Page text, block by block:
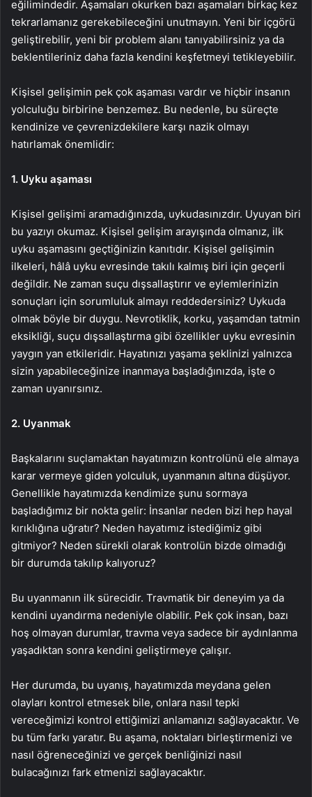
eğilimindedir. Aşamaları okurken bazı aşamaları birkaç kez
tekrarlamanız gerekebileceğini unutmayın. Yeni bir içgörü
geliştirebilir, yeni bir problem alanı tanıyabilirsiniz ya da
beklentileriniz daha fazla kendini keşfetmeyi tetikleyebilir.
Kişisel gelişimin pek çok aşaması vardır ve hiçbir insanın
yolculuğu birbirine benzemez. Bu nedenle, bu süreçte
kendinize ve çevrenizdekilere karşı nazik olmayı
hatırlamak önemlidir:
1. Uyku aşaması
Kişisel gelişimi aramadığınızda, uykudasınızdır. Uyuyan biri
bu yazıyı okumaz. Kişisel gelişim arayışında olmanız, ilk
uyku aşamasını geçtiğinizin kanıtıdır. Kişisel gelişimin
ilkeleri, hâlâ uyku evresinde takılı kalmış biri için geçerli
değildir. Ne zaman suçu dışsallaştırır ve eylemlerinizin
sonuçları için sorumluluk almayı reddedersiniz? Uykuda
olmak böyle bir duygu. Nevrotiklik, korku, yaşamdan tatmin
eksikliği, suçu dışsallaştırma gibi özellikler uyku evresinin
yaygın yan etkileridir. Hayatınızı yaşama şeklinizi yalnızca
sizin yapabileceğinize inanmaya başladığınızda, işte o
zaman uyanırsınız.
2. Uyanmak
Başkalarını suçlamaktan hayatımızın kontrolünü ele almaya
karar vermeye giden yolculuk, uyanmanın altına düşüyor.
Genellikle hayatımızda kendimize şunu sormaya
başladığımız bir nokta gelir: İnsanlar neden bizi hep hayal
kırıklığına uğratır? Neden hayatımız istediğimiz gibi
gitmiyor? Neden sürekli olarak kontrolün bizde olmadığı
bir durumda takılıp kalıyoruz?
Bu uyanmanın ilk sürecidir. Travmatik bir deneyim ya da
kendini uyandırma nedeniyle olabilir. Pek çok insan, bazı
hoş olmayan durumlar, travma veya sadece bir aydınlanma
yaşadıktan sonra kendini geliştirmeye çalışır.
Her durumda, bu uyanış, hayatımızda meydana gelen
olayları kontrol etmesek bile, onlara nasıl tepki
vereceğimizi kontrol ettiğimizi anlamanızı sağlayacaktır. Ve
bu tüm farkı yaratır. Bu aşama, noktaları birleştirmenizi ve
nasıl öğreneceğinizi ve gerçek benliğinizi nasıl
bulacağınızı fark etmenizi sağlayacaktır.